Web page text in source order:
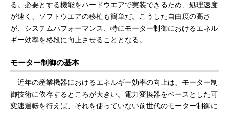
る。必要とする機能をハードウエアで実装できるため、処理速度
が速く、ソフトウエアの移植も簡単だ。こうした自由度の高さ
が、システムパフォーマンス、特にモーター制御におけるエネル
ギー効率を格段に向上させることとなる。
モーター制御の基本
近年の産業機器におけるエネルギー効率の向上は、モーター制
御技術に依存するところが大きい。電力変換器をベースとした可
変速運転を行えば、それを使っていない前世代のモーター制御に